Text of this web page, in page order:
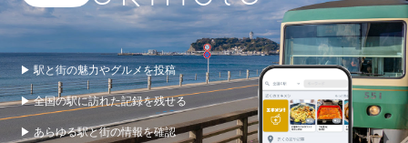
▶ 駅と街の魅力やグルメを投稿
▶ 全国の駅に訪れた記録を残せる
▶ あらゆる駅と街の情報を確認